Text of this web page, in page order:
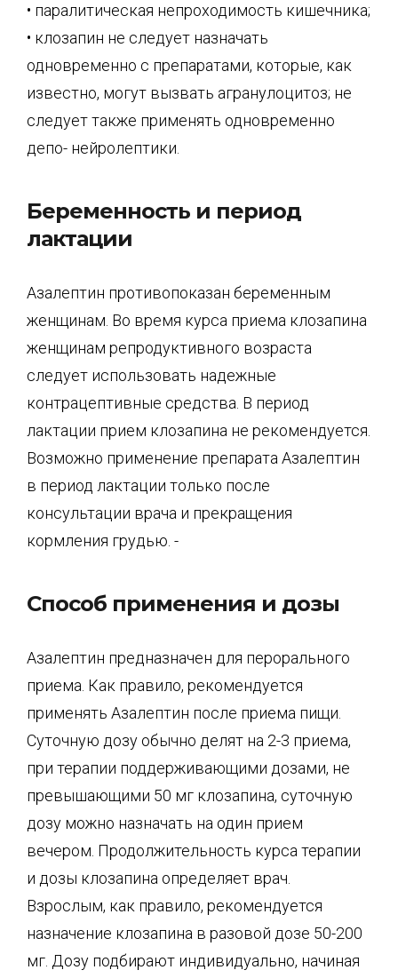
• паралитическая непроходимость кишечника;
• клозапин не следует назначать
одновременно с препаратами, которые, как
известно, могут вызвать агранулоцитоз; не
следует также применять одновременно
депо- нейролептики.
Беременность и период
лактации
Азалептин противопоказан беременным
женщинам. Во время курса приема клозапина
женщинам репродуктивного возраста
следует использовать надежные
контрацептивные средства. В период
лактации прием клозапина не рекомендуется.
Возможно применение препарата Азалептин
в период лактации только после
консультации врача и прекращения
кормления грудью. -
Способ применения и дозы
Азалептин предназначен для перорального
приема. Как правило, рекомендуется
применять Азалептин после приема пищи.
Суточную дозу обычно делят на 2-3 приема,
при терапии поддерживающими дозами, не
превышающими 50 мг клозапина, суточную
дозу можно назначать на один прием
вечером. Продолжительность курса терапии
и дозы клозапина определяет врач.
Взрослым, как правило, рекомендуется
назначение клозапина в разовой дозе 50-200
мг. Дозу подбирают индивидуально, начиная